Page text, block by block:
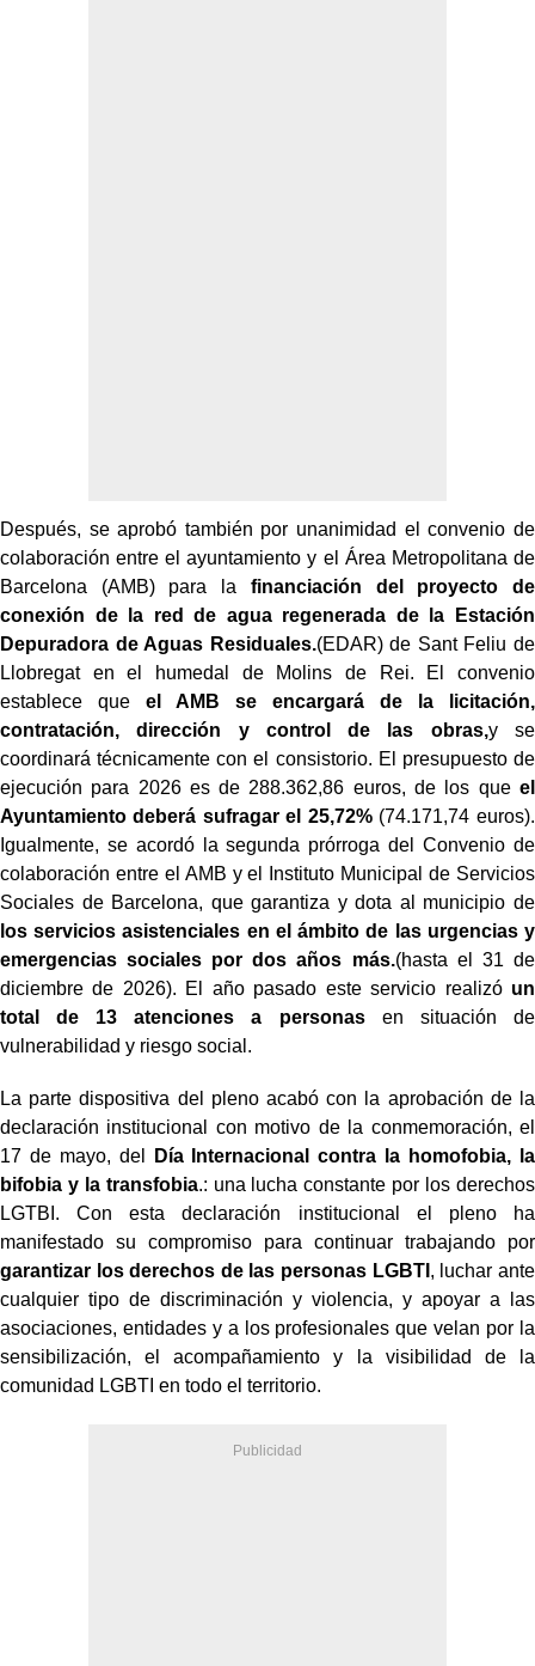
Después, se aprobó también por unanimidad el convenio de
colaboración entre el ayuntamiento y el Área Metropolitana de
Barcelona (AMB) para la financiación del proyecto de
conexión de la red de agua regenerada de la Estación
Depuradora de Aguas Residuales.(EDAR) de Sant Feliu de
Llobregat en el humedal de Molins de Rei. El convenio
establece que el AMB se encargará de la licitación,
contratación, dirección y control de las obras,y se
coordinará técnicamente con el consistorio. El presupuesto de
ejecución para 2026 es de 288.362,86 euros, de los que el
Ayuntamiento deberá sufragar el 25,72%(74.171,74 euros).
Igualmente, se acordó la segunda prórroga del Convenio de
colaboración entre el AMB y el Instituto Municipal de Servicios
Sociales de Barcelona, que garantiza y dota al municipio de
los servicios asistenciales en el ámbito de las urgencias y
emergencias sociales por dos años más.(hasta el 31 de
diciembre de 2026). El año pasado este servicio realizó un
total de 13 atenciones a personasen situación de
vulnerabilidad y riesgo social.
La parte dispositiva del pleno acabó con la aprobación de la
declaración institucional con motivo de la conmemoración, el
17 de mayo, del
Día Internacional contra la homofobia, la
bifobia y la transfobia.: una lucha constante por los derechos
LGTBI. Con esta declaración institucional el pleno ha
manifestado su compromiso para continuar trabajando por
garantizar los derechos de las personas LGBTI , luchar ante
cualquier tipo de discriminación y violencia, y apoyar a las
asociaciones, entidades y a los profesionales que velan por la
sensibilización, el acompañamiento y la visibilidad de la
comunidad LGBTI en todo el territorio.